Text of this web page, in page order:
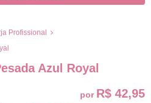
Profissional
Azul Royal
por R$ 42,95